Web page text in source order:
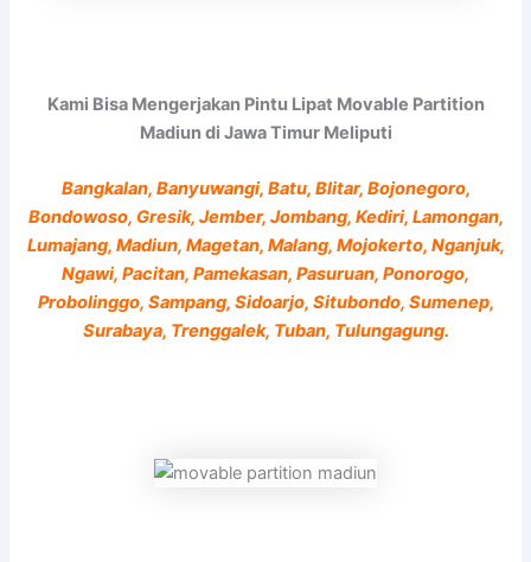
Kami Bisa Mengerjakan Pintu Lipat Movable Partition
Madiun di Jawa Timur Meliputi
Bangkalan, Banyuwangi, Batu, Blitar, Bojonegoro,
Bondowoso, Gresik, Jember, Jombang, Kediri, Lamongan,
Lumajang, Madiun, Magetan, Malang, Mojokerto, Nganjuk,
Ngawi, Pacitan, Pamekasan, Pasuruan, Ponorogo,
Probolinggo, Sampang, Sidoarjo, Situbondo, Sumenep,
Surabaya, Trenggalek, Tuban, Tulungagung.